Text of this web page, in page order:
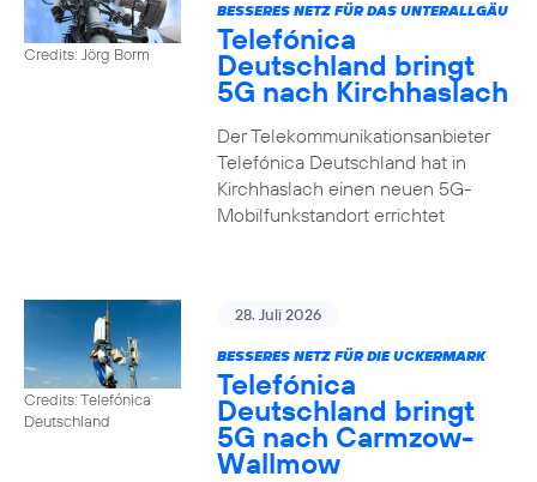
Credits: Jörg Borm
BESSERES NETZ FÜR DAS UNTERALLGÄU
Telefónica
Deutschland bringt
5G nach Kirchhaslach
Der Telekommunikationsanbieter
Telefónica Deutschland hat in
Kirchhaslach einen neuen 5G-
Mobilfunkstandort errichtet
Credits: Telefónica
Deutschland
28. Juli 2026
BESSERES NETZ FÜR DIE UCKERMARK
Telefónica
Deutschland bringt
5G nach Carmzow-
Wallmow